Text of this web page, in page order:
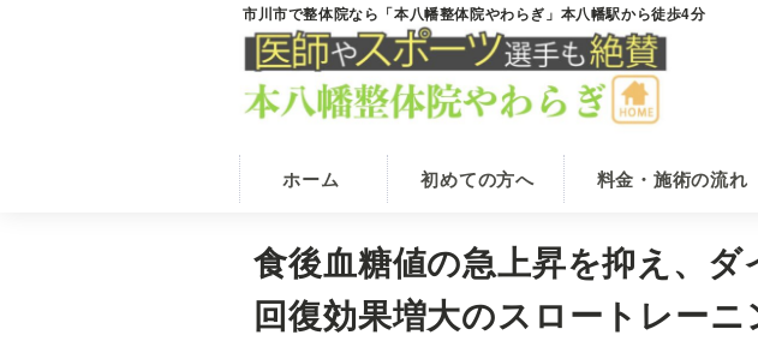
市川市で整体院なら「本八幡整体院やわらぎ」本八幡駅から徒歩4分
市
市
の
体
院
な
本
八
本
八
幡
か
ら
ホーム 初めての方へ 料金・施術の流れ
食後血糖値の急上昇を抑え、ダ
回復効果増大のスロートレーニ